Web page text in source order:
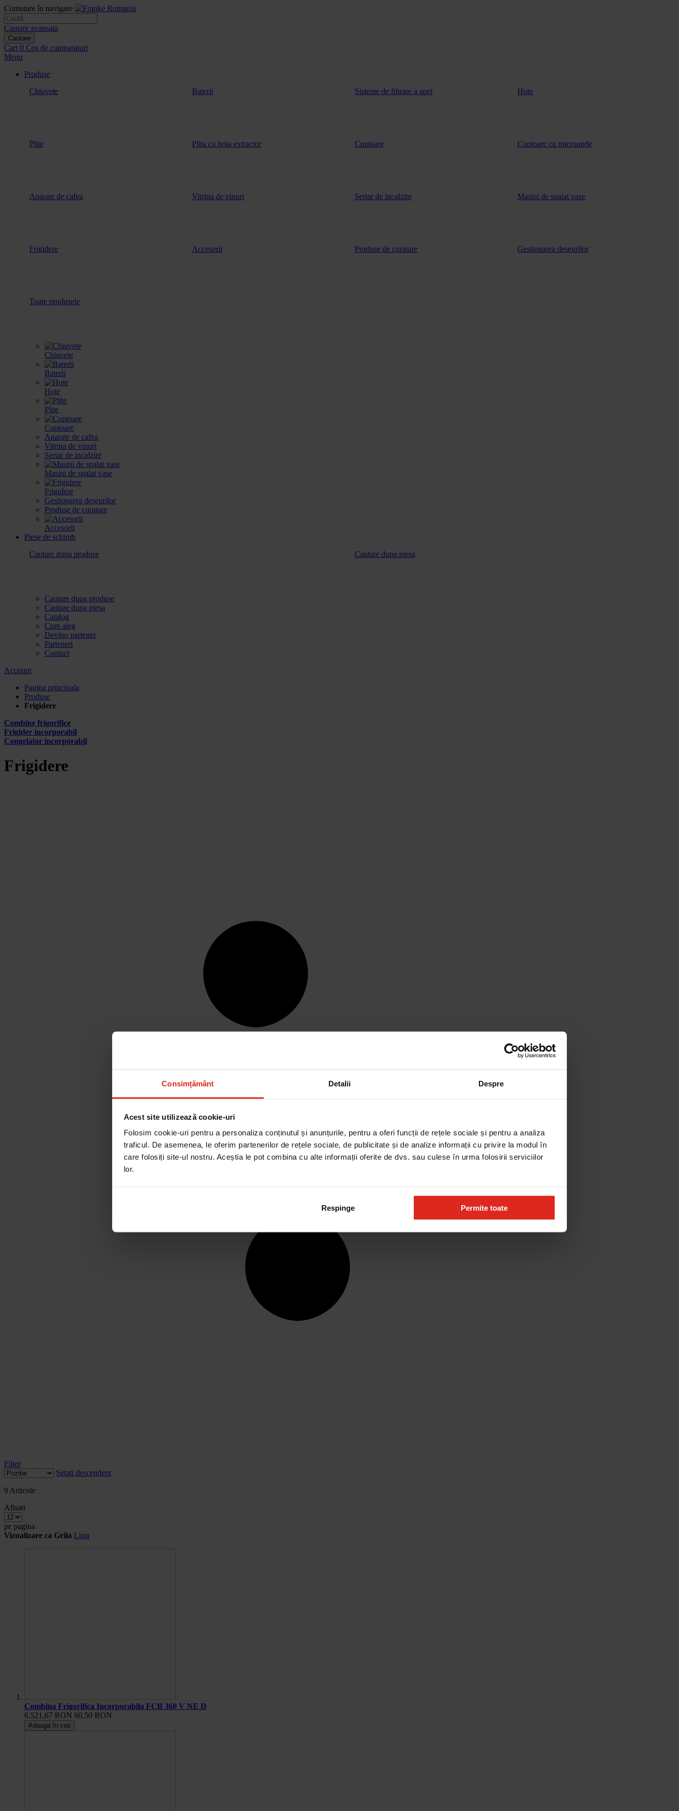
Consimțământ Detalii Despre
Acest site utilizează cookie-uri
Folosim cookie-uri pentru a personaliza conținutul și anunțurile, pentru a oferi funcții de rețele sociale și pentru a analiza
traficul. De asemenea, le oferim partenerilor de rețele sociale, de publicitate și de analize informații cu privire la modul în
care folosiți site-ul nostru. Aceștia le pot combina cu alte informații oferite de dvs. sau culese în urma folosirii serviciilor
lor.
Respinge Permite toate
Comutare în navigare
Cautare avansata
Cautare
Cart 0 Cos de cumparaturi
Menu
Produse
Chiuvete
Baterii Sisteme de filtrare a apei Hote
Plite Plita cu hota extractor Cuptoare Cuptoare cu microunde
Aparate de cafea Vitrina de vinuri Sertar de incalzire Masini de spalat vase
Frigidere Accesorii Produse de curatare Gestionarea deseurilor
Toate produsele
Chiuvete
Baterii
Hote
Plite
Cuptoare
Aparate de cafea
Vitrina de vinuri
Sertar de incalzire
Masini de spalat vase
Frigidere
Gestionarea deseurilor
Produse de curatare
Accesorii
Piese de schimb
Cautare dupa produse
Cautare dupa piesa
Cautare dupa produse
Cautare dupa piesa
Catalog
Cum aleg
Devino partener
Parteneri
Contact
Account
Pagina principala
Produse
Frigidere
Combine frigorifice
Frigider incorporabil
Congelator incorporabil
Frigidere
Filter
Setati descendent
9 Articole
Afisati
pe pagina
Vizualizare ca Grila Lista
Combina Frigorifica Incorporabila FCB 360 V NE D
6.521,67 RON 60,50 RON
Adauga în cos